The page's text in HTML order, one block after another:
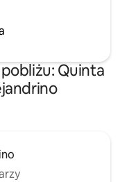
Quinta